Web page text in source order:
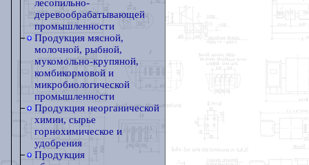
лесопильно-
деревообрабатывающей
промышленности
Продукция мясной,
молочной, рыбной,
мукомольно-крупяной,
комбикормовой и
микробиологической
промышленности
Продукция неорганической
химии, сырье
горнохимическое и
удобрения
Продукция